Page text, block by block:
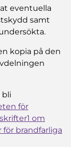
eventuella
samt
kopia på den
bli
för
om
brandfarliga